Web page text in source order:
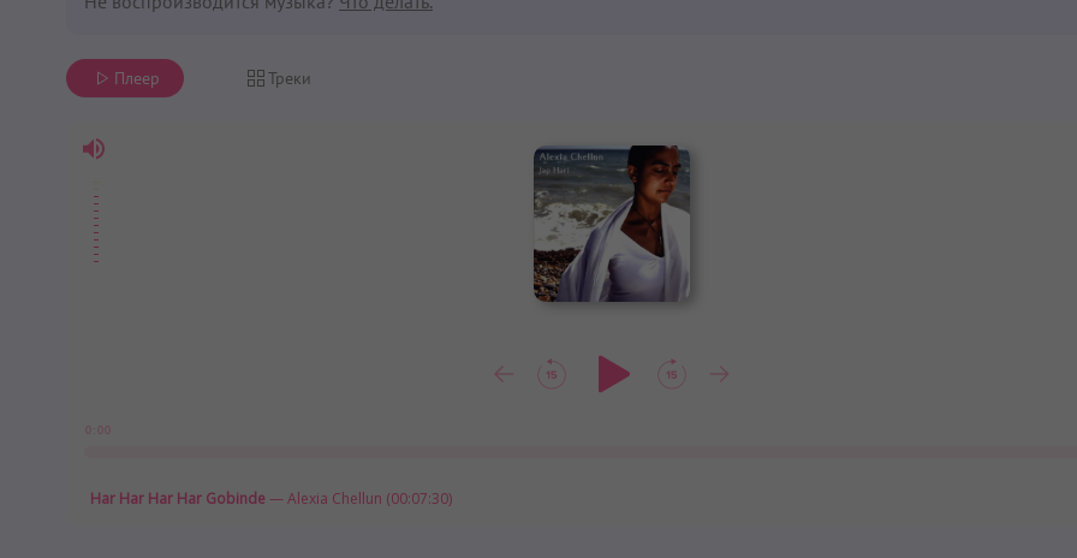
Плеер Треки
0:00
Har Har Har Har Gobinde — Alexia Chellun (00:07:30)